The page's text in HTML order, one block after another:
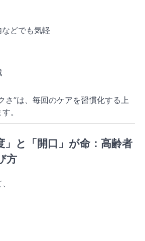
どでも気軽
さ”は、毎回のケアを習慣化する上
。
」と「開口」が命：高齢者
方